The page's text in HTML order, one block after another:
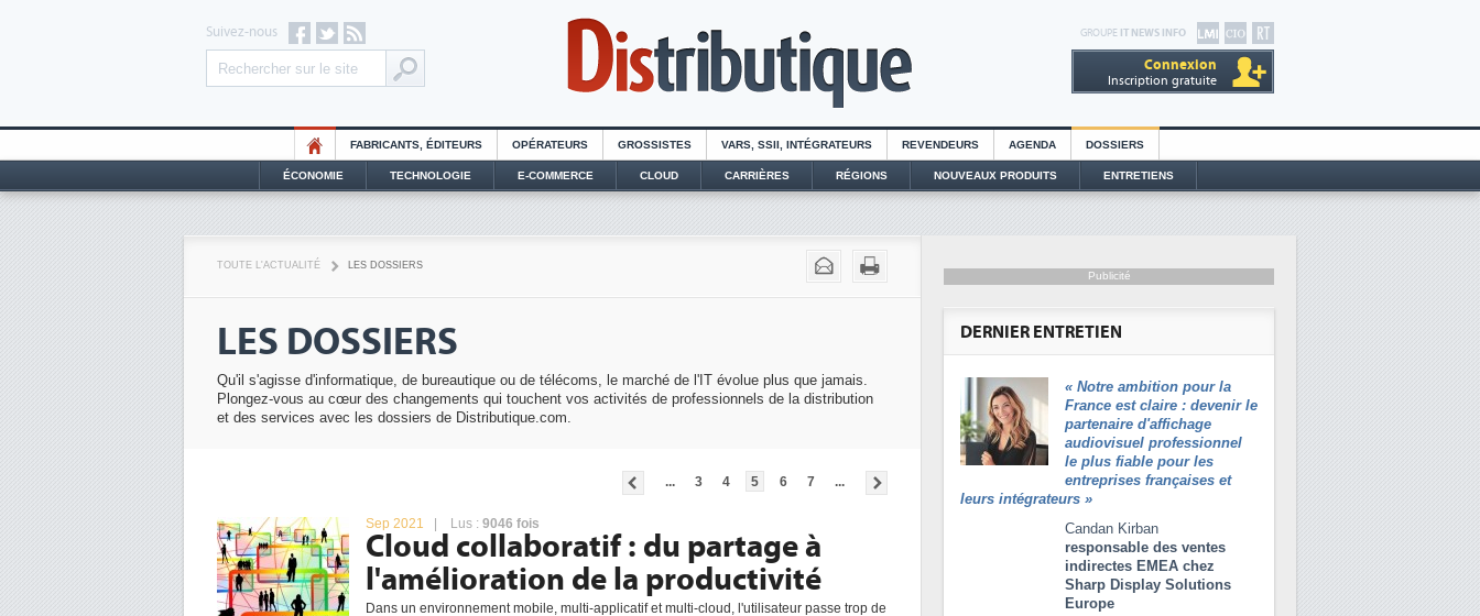
GROUPE IT NEWS INFO
Connexion
Inscription gratuite
Suivez-nous
FABRICANTS, ÉDITEURS OPÉRATEURS GROSSISTES VARS, SSII, INTÉGRATEURS REVENDEURS AGENDA DOSSIERS
ÉCONOMIE TECHNOLOGIE E-COMMERCE CLOUD CARRIÈRES RÉGIONS NOUVEAUX PRODUITS ENTRETIENS
TOUTE L'ACTUALITÉ LES DOSSIERS
LES DOSSIERS
Qu'il s'agisse d'informatique, de bureautique ou de télécoms, le marché de l'IT évolue plus que jamais.
Plongez-vous au cœur des changements qui touchent vos activités de professionnels de la distribution
et des services avec les dossiers de Distributique.com.
... 3 4 5 6 7 ...
Sep 2021 | Lus : 9046 fois
Cloud collaboratif : du partage à
l'amélioration de la productivité
Dans un environnement mobile, multi-applicatif et multi-cloud, l'utilisateur passe trop de
Publicité
DERNIER ENTRETIEN
« Notre ambition pour la
France est claire : devenir le
partenaire d'affichage
audiovisuel professionnel
le plus fiable pour les
entreprises françaises et
leurs intégrateurs »
Candan Kirban
responsable des ventes
indirectes EMEA chez
Sharp Display Solutions
Europe